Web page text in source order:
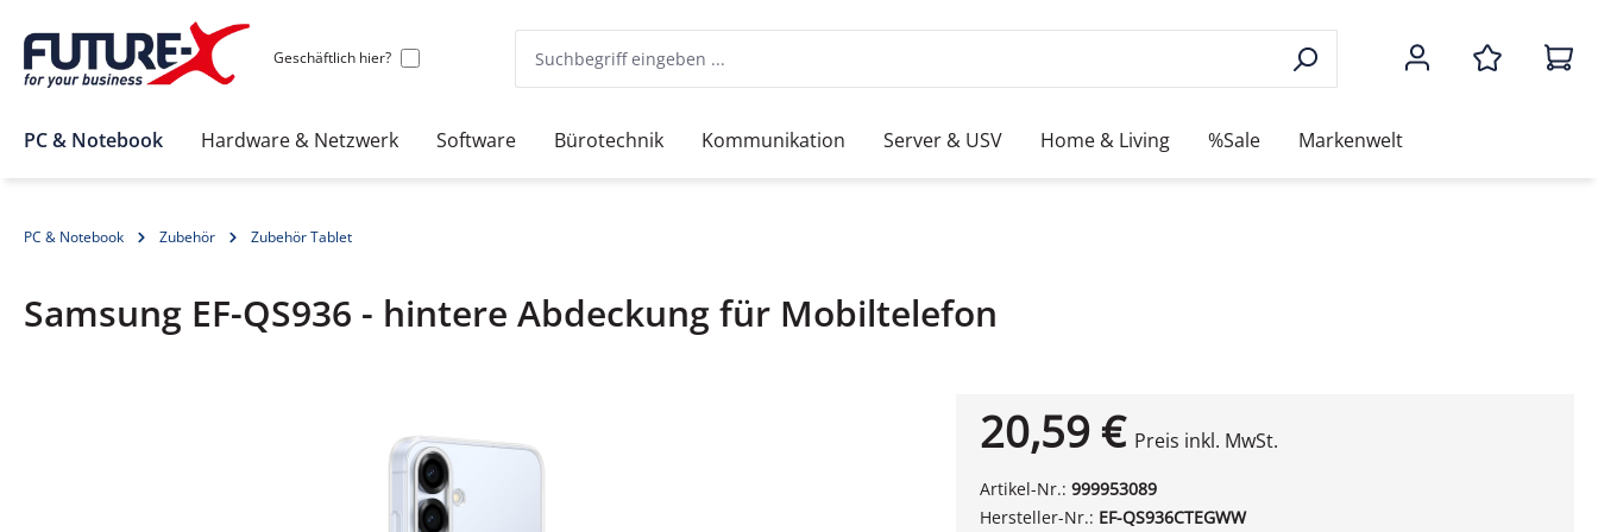
Geschäftlich hier?
PC & Notebook Hardware & Netzwerk Software Bürotechnik Kommunikation Server & USV Home & Living %Sale Markenwelt
PC & Notebook Zubehör Zubehör Tablet
Samsung EF-QS936 - hintere Abdeckung für Mobiltelefon
20,59 € Preis inkl. MwSt.
Artikel-Nr.: 999953089
Hersteller-Nr.: EF-QS936CTEGWW